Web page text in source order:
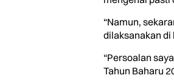
“Namun,
dilaksanakan di
“Persoalan
Tahun Baharu